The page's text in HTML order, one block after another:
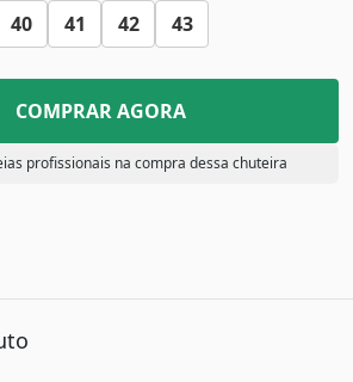
40 41 42 43
COMPRAR AGORA
profissionais na compra dessa chuteira